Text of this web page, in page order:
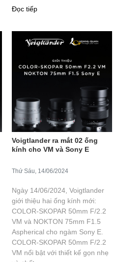
Đọc tiếp
Voigtlander ra mắt 02 ống
kính cho VM và Sony E
Thứ Sáu, 14/06/2024
Ngày 14/06/2024, Voigtlander
giới thiệu hai ống kính mới:
COLOR-SKOPAR 50mm F/2.2
VM và NOKTON 75mm F1.5
Aspherical cho ngàm Sony E.
COLOR-SKOPAR 50mm F/2.2
VM nổi bật với thiết kế gọn nhẹ